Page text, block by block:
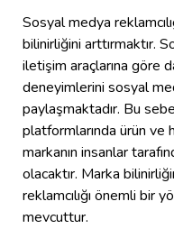
Sosyal medya
bilinirliğini arttırmaktır.
iletişim araçlarına göre
deneyimlerini sosyal
paylaşmaktadır. Bu
platformlarında ürün ve
markanın insanlar
olacaktır. Marka
reklamcılığı önemli bir
mevcuttur.